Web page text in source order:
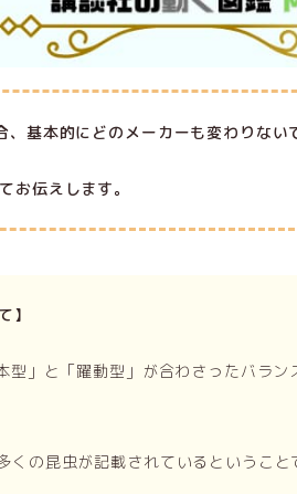
基本的にどのメーカーも変わりない
お伝えします。
】
型」と「躍動型」が合わさったバラン
くの昆虫が記載されているということ